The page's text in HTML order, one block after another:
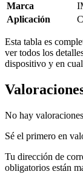
Marca
Aplicación
Esta tabla es
ver todos los
dispositivo y en
No hay
Sé el primero en
Tu dirección de
obligatorios están